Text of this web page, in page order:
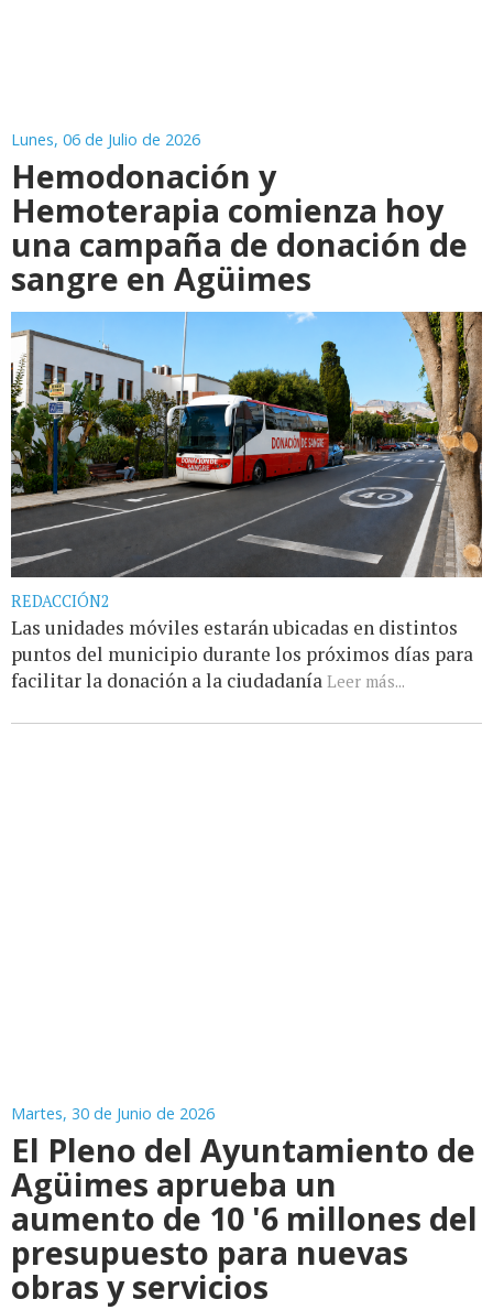
Lunes, 06 de Julio de 2026
Hemodonación y
Hemoterapia comienza hoy
una campaña de donación de
sangre en Agüimes
REDACCIÓN2
Las unidades móviles estarán ubicadas en distintos
puntos del municipio durante los próximos días para
facilitar la donación a la ciudadanía Leer más...
Martes, 30 de Junio de 2026
El Pleno del Ayuntamiento de
Agüimes aprueba un
aumento de 10 '6 millones del
presupuesto para nuevas
obras y servicios